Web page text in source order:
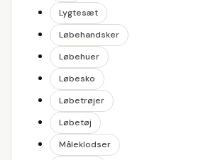
Lygtesæt
Løbehandsker
Løbehuer
Løbesko
Løbetrøjer
Løbetøj
Måleklodser